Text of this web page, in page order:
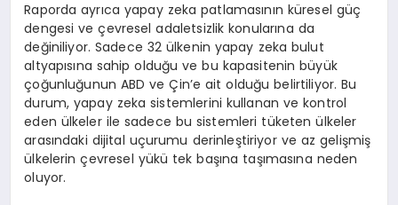
Raporda ayrıca yapay zeka patlamasının küresel güç
dengesi ve çevresel adaletsizlik konularına da
değiniliyor. Sadece 32 ülkenin yapay zeka bulut
altyapısına sahip olduğu ve bu kapasitenin büyük
çoğunluğunun ABD ve Çin’e ait olduğu belirtiliyor. Bu
durum, yapay zeka sistemlerini kullanan ve kontrol
eden ülkeler ile sadece bu sistemleri tüketen ülkeler
arasındaki dijital uçurumu derinleştiriyor ve az gelişmiş
ülkelerin çevresel yükü tek başına taşımasına neden
oluyor.